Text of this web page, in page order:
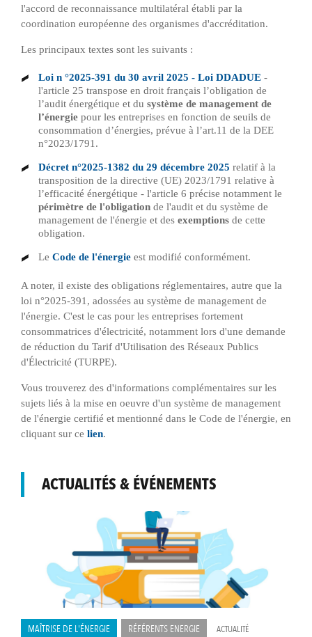
l'accord de reconnaissance multilatéral établi par la
coordination européenne des organismes d'accréditation.
Les principaux textes sont les suivants :
Loi n °2025-391 du 30 avril 2025 - Loi DDADUE -
l'article 25 transpose en droit français l’obligation de
l’audit énergétique et du système de management de
l’énergiepour les entreprises en fonction de seuils de
consommation d’énergies, prévue à l’art.11 de la DEE
n°2023/1791.
Décret n°2025-1382 du 29 décembre 2025 relatif à la
transposition de la directive (UE) 2023/1791 relative à
l’efficacité énergétique - l'article 6 précise notamment le
périmètre de l'obligationde l'audit et du système de
management de l'énergie et des exemptionsde cette
obligation.
Le Code de l'énergieest modifié conformément.
A noter, il existe des obligations réglementaires, autre que la
loi n°2025-391, adossées au système de management de
l'énergie. C'est le cas pour les entreprises fortement
consommatrices d'électricité, notamment lors d'une demande
de réduction du Tarif d'Utilisation des Réseaux Publics
d'Électricité (TURPE).
Vous trouverez des d'informations complémentaires sur les
sujets liés à la mise en oeuvre d'un système de management
de l'énergie certifié et mentionné dans le Code de l'énergie, en
cliquant sur ce lien.
ACTUALITÉS & ÉVÉNEMENTS
MAÎTRISE DE L'ÉNERGIE RÉFÉRENTS ENERGIE ACTUALITÉ